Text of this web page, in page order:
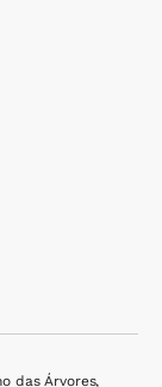
das Árvores,